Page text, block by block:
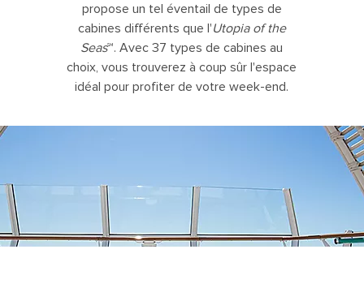
propose un tel éventail de types de
cabines différents que l'Utopia of the
Seas℠. Avec 37 types de cabines au
choix, vous trouverez à coup sûr l'espace
idéal pour profiter de votre week-end.